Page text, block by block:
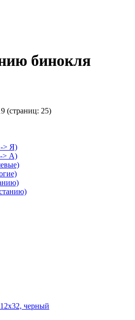
бинокля
(страниц: 25)
> Я)
> А)
черный